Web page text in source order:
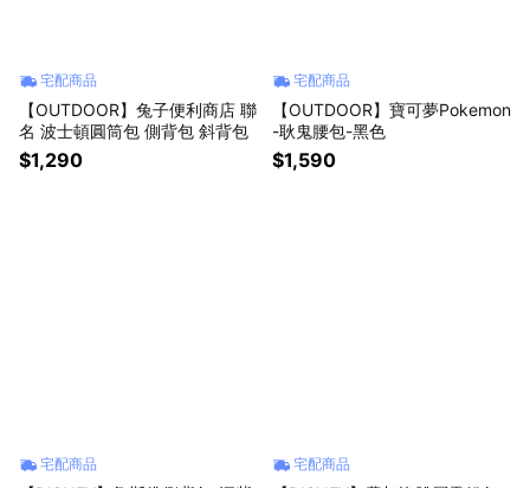
宅配商品
【OUTDOOR】兔子便利商店 聯
名 波士頓圓筒包 側背包 斜背包
$1,290
宅配商品
【OUTDOOR】寶可夢Pokemon
-耿鬼腰包-黑色
$1,590
宅配商品 宅配商品